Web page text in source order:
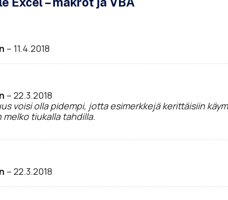
– 11.4.2018
– 22.3.2018
voisi olla pidempi, jotta esimerkkejä kerittäisiin
melko tiukalla tahdilla.
– 22.3.2018